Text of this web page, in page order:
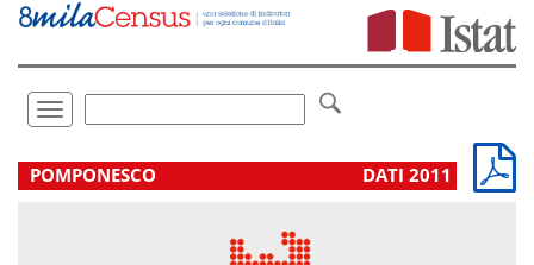
Vai
direttamente
Toggle
navigation
.
POMPONESCO DATI 2011